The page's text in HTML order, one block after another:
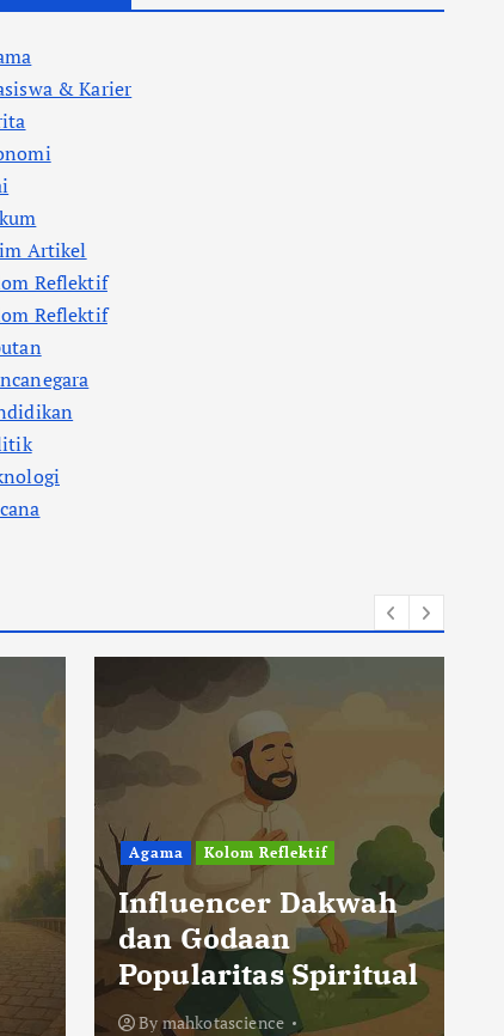
& Karier
Artikel
Reflektif
Reflektif
Agama Kolom Reflektif
Influencer Dakwah
dan Godaan
Popularitas Spiritual
Bymahkotascience